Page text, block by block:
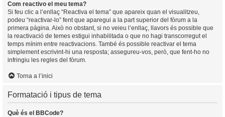
Com reactivo el meu tema?
Si feu clic a l’enllaç “Reactiva el tema” que apareix quan el visualitzeu,
podeu “reactivar-lo” fent que aparegui a la part superior del fòrum a la
primera pàgina. Això no obstant, si no veieu l’enllaç, llavors és possible que
la reactivació de temes estigui inhabilitada o que no hagi transcorregut el
temps mínim entre reactivacions. També és possible reactivar el tema
simplement escrivint-hi una resposta; assegureu-vos, però, que fent-ho no
infringiu les regles del fòrum.
Torna a l’inici
Formatació i tipus de tema
Què és el BBCode?